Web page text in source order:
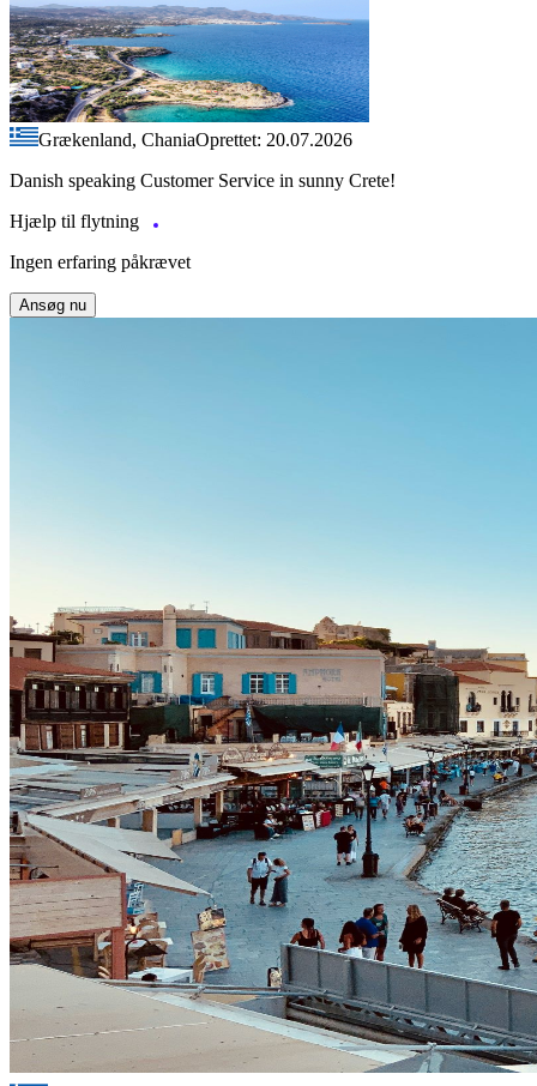
Grækenland, ChaniaOprettet: 20.07.2026
Danish speaking Customer Service in sunny Crete!
Hjælp til flytning
Ingen erfaring påkrævet
Ansøg nu